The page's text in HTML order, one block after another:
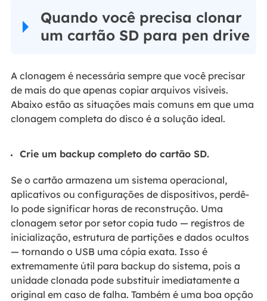
Quando você precisa clonar
um cartão SD para pen drive
A clonagem é necessária sempre que você precisar
de mais do que apenas copiar arquivos visíveis.
Abaixo estão as situações mais comuns em que uma
clonagem completa do disco é a solução ideal.
Crie um backup completo do cartão SD.
Se o cartão armazena um sistema operacional,
aplicativos ou configurações de dispositivos, perdê-
lo pode significar horas de reconstrução. Uma
clonagem setor por setor copia tudo — registros de
inicialização, estrutura de partições e dados ocultos
— tornando o USB uma cópia exata. Isso é
extremamente útil para backup do sistema, pois a
unidade clonada pode substituir imediatamente a
original em caso de falha. Também é uma boa opção